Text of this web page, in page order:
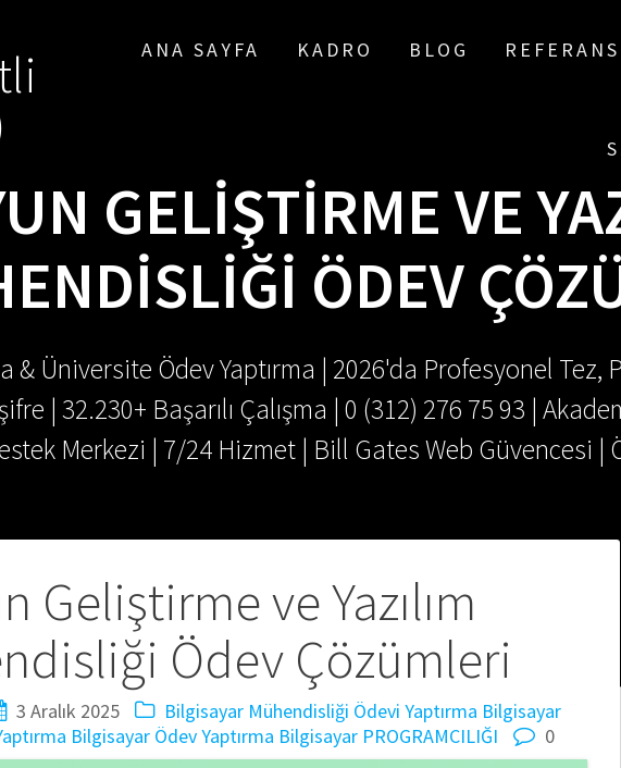
ANA SAYFA KADRO BLOG
GELIŞTIRME VE
ÖDEV
& Üniversite Ödev Yaptırma | 2026'da Profesyonel Tez,
| 32.230+ Başarılı Çalışma | 0 (312) 276 75 93 |
Merkezi | 7/24 Hizmet | Bill Gates Web Güvencesi |
Geliştirme ve Yazılım
Ödev Çözümleri
3 Aralık 2025 Bilgisayar Mühendisliği Ödevi Yaptırma Bilgisayar
Bilgisayar Ödev Yaptırma Bilgisayar PROGRAMCILIĞI 0